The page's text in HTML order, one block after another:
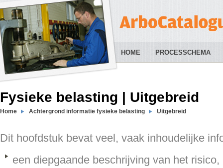
HOME PROCESSCHEMA
Fysieke belasting | Uitgebreid
Home Achtergrond informatie fysieke belasting Uitgebreid
Dit hoofdstuk bevat veel, vaak inhoudelijke
een diepgaande beschrijving van het risico,